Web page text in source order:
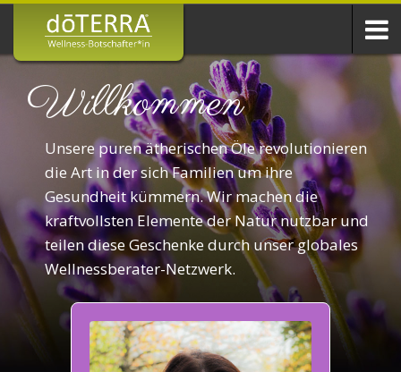
Willkommen
Unsere puren ätherischen Öle revolutionieren
die Art in der sich Familien um ihre
Gesundheit kümmern. Wir machen die
kraftvollsten Elemente der Natur nutzbar und
teilen diese Geschenke durch unser globales
Wellnessberater-Netzwerk.